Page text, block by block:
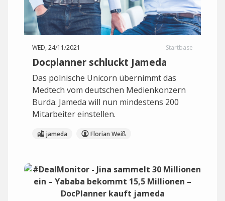
WED, 24/11/2021 Startbase
Docplanner schluckt Jameda
Das polnische Unicorn übernimmt das
Medtech vom deutschen Medienkonzern
Burda. Jameda will nun mindestens 200
Mitarbeiter einstellen.
jameda Florian Weiß